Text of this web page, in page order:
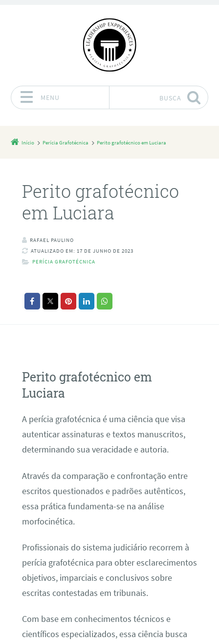
MENU BUSCA
Início Perícia Grafotécnica Perito grafotécnico em Luciara
Perito grafotécnico
em Luciara
RAFAEL PAULINO
ATUALIZADO EM: 17 DE JUNHO DE 2023
PERÍCIA GRAFOTÉCNICA
Perito grafotécnico em
Luciara
A perícia grafotécnica é uma ciência que visa
autenticar assinaturas e textos manuscritos,
determinando sua veracidade e autoria.
Através da comparação e confrontação entre
escritos questionados e padrões autênticos,
essa prática fundamenta-se na análise
morfocinética.
Profissionais do sistema judiciário recorrem à
perícia grafotécnica para obter esclarecimentos
objetivos, imparciais e conclusivos sobre
escritas contestadas em tribunais.
Com base em conhecimentos técnicos e
científicos especializados, essa ciência busca